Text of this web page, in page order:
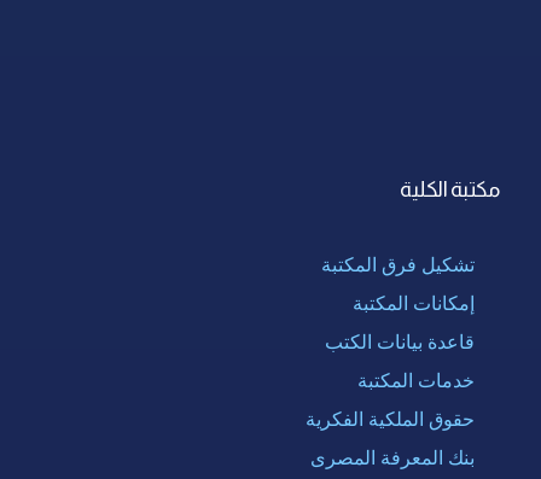
مكتبة الكلية
تشكيل فرق المكتبة
إمكانات المكتبة
قاعدة بيانات الكتب
خدمات المكتبة
حقوق الملكية الفكرية
بنك المعرفة المصرى